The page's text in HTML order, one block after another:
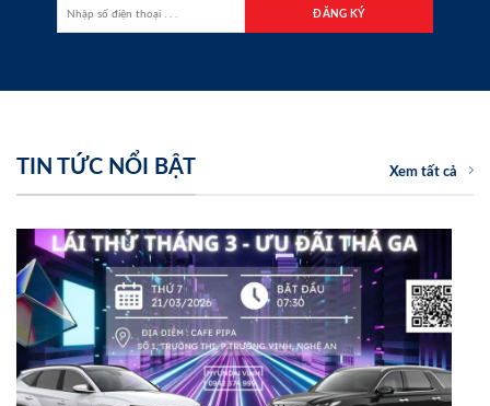
TIN TỨC NỔI BẬT Xem tất cả